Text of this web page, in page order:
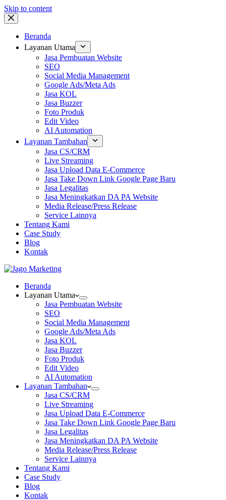
Skip to content
Beranda
Layanan Utama
Jasa Pembuatan Website
SEO
Social Media Management
Google Ads/Meta Ads
Jasa KOL
Jasa Buzzer
Foto Produk
Edit Video
AI Automation
Layanan Tambahan
Jasa CS/CRM
Live Streaming
Jasa Upload Data E-Commerce
Jasa Take Down Link Google Page Baru
Jasa Legalitas
Jasa Meningkatkan DA PA Website
Media Release/Press Release
Service Lainnya
Tentang Kami
Case Study
Blog
Kontak
Beranda
Layanan Utama
Jasa Pembuatan Website
SEO
Social Media Management
Google Ads/Meta Ads
Jasa KOL
Jasa Buzzer
Foto Produk
Edit Video
AI Automation
Layanan Tambahan
Jasa CS/CRM
Live Streaming
Jasa Upload Data E-Commerce
Jasa Take Down Link Google Page Baru
Jasa Legalitas
Jasa Meningkatkan DA PA Website
Media Release/Press Release
Service Lainnya
Tentang Kami
Case Study
Blog
Kontak